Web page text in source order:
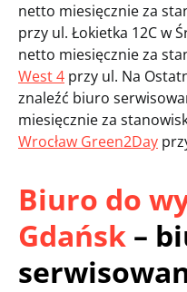
netto miesięcznie za
przy ul. Łokietka 12C w
netto miesięcznie za
West 4 przy ul. Na
znaleźć biuro
miesięcznie za
Wrocław Green2Day
Biuro do
Gdańsk –